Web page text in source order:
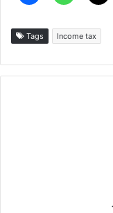
Tags Income tax